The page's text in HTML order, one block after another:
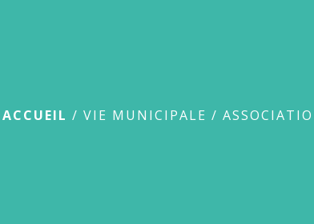
ACCUEIL / VIE MUNICIPALE /